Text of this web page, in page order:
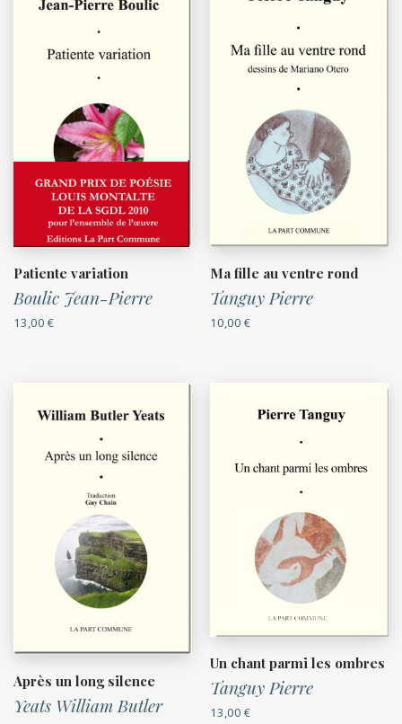
Patiente variation
Boulic Jean-Pierre
13,00 €
Ma fille au ventre rond
Tanguy Pierre
10,00 €
Après un long silence
Yeats William Butler
Un chant parmi les ombres
Tanguy Pierre
13,00 €